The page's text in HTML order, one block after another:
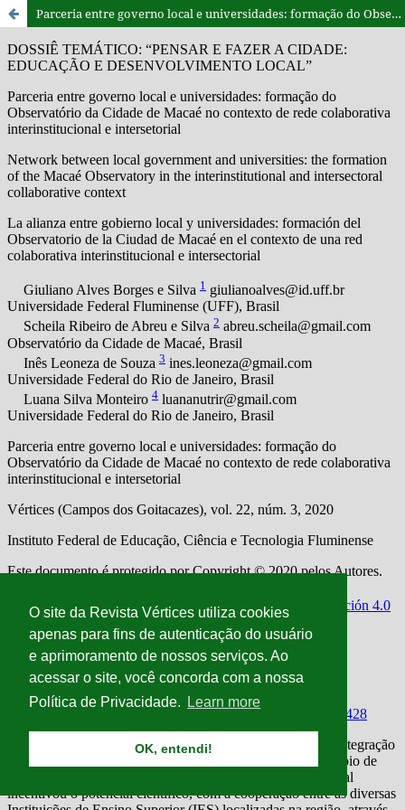
O site da Revista Vértices utiliza cookies
apenas para fins de autenticação do usuário
e aprimoramento de nossos serviços. Ao
acessar o site, você concorda com a nossa
Política de Privacidade.
Learn more
OK, entendi!
Parceria entre governo local e universidades: formação do Observatório da Cidade de Macaé no contexto de rede colaborativa interinstitucional e intersetorial